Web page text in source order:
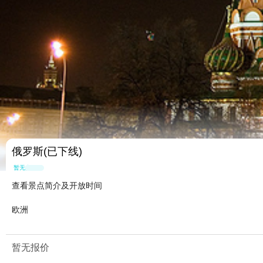
俄罗斯(已下线)
暂无点评
查看景点简介及开放时间
欧洲
暂无报价